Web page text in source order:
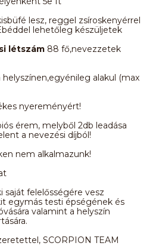
lesz, reggel zsíroskenyérrel
lehetőleg készüljetek
létszám 88 fő,nevezzetek
helyszínen,egyénileg alakul (max
nyereményért!
érem, melyből 2db leadása
a nevezési díjból!
nem alkalmazunk!
saját felelősségére vesz
egymás testi épségének és
valamint a helyszín
SCORPION TEAM